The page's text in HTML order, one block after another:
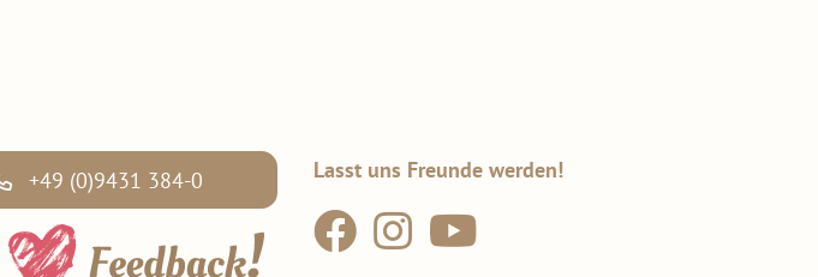
+49 (0)9431 384-0 Lasst uns Freunde werden!